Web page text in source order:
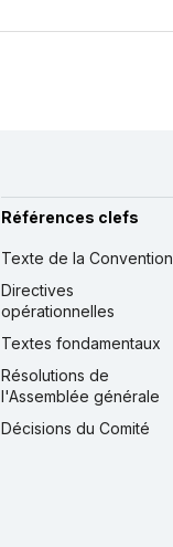
Références clefs
Texte de la Convention
Directives
opérationnelles
Textes fondamentaux
Résolutions de
l'Assemblée générale
Décisions du Comité